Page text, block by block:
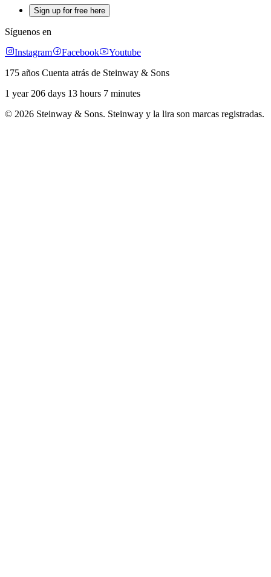
Sign up for free here
Síguenos en
Instagram
Facebook
Youtube
175 años Cuenta atrás de Steinway & Sons
1 year 206 days 13 hours 7 minutes
© 2026 Steinway & Sons. Steinway y la lira son marcas registradas.